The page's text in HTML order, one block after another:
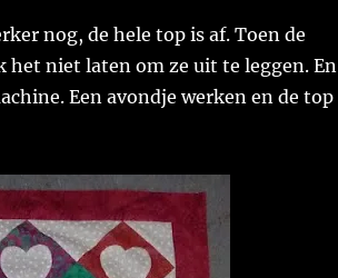
nog, de hele top is af. Toen de
het niet laten om ze uit te leggen. En
Een avondje werken en de top